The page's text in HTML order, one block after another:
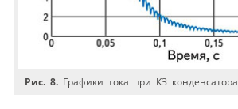
Рис. 8. Графики тока при КЗ конденсатора